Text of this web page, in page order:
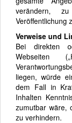
verändern,
Veröffentlichung
Verweise und
Bei direkten
Webseiten
liegen, würde
dem Fall in
Inhalten
zumutbar wäre,
zu verhindern.